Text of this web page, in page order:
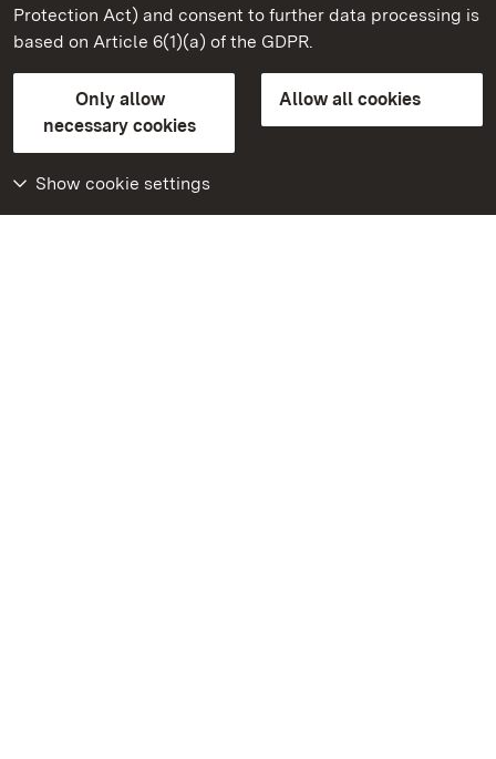
Protection Act) and consent to further data processing is
based on Article 6(1)(a) of the GDPR.
Only allow
necessary cookies
Allow all cookies
Show cookie settings
Solitude Palace
State Palaces and Gardens of Baden-Wuerttemberg
FAQMasthead Data protection
Declaration on barrier-free access
BITV-konform (geprüfte Seiten)